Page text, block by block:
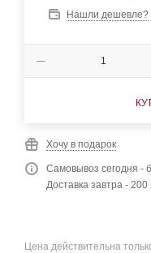
Нашли дешевле?
Хочу в подарок
Самовывоз сегодня -
Доставка завтра - 200
Цена действительна